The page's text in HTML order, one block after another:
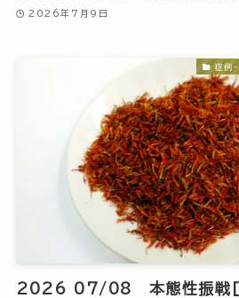
2026年7月9日
症例-
2026 07/08 本態性振戦